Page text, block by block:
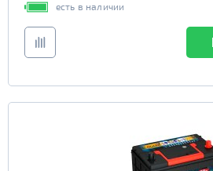
есть в наличии